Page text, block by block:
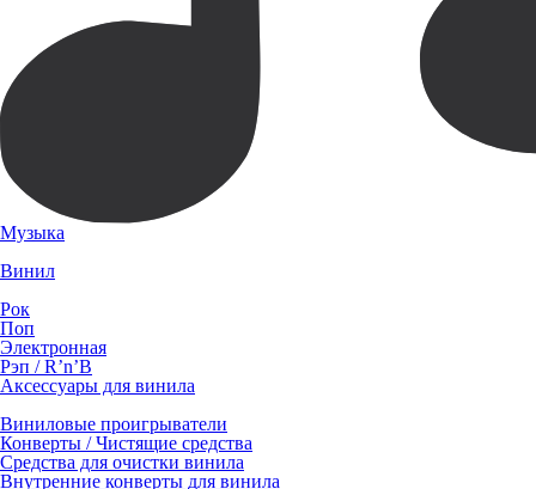
Музыка
Винил
Рок
Поп
Электронная
Рэп / R’n’B
Аксессуары для винила
Виниловые проигрыватели
Конверты / Чистящие средства
Средства для очистки винила
Внутренние конверты для винила